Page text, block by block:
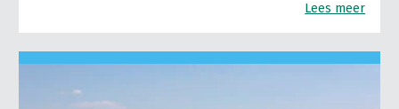
Lees meer